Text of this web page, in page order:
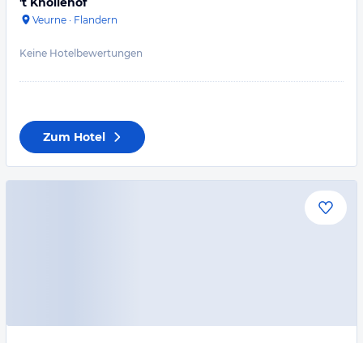
Veurne · Flandern
Keine Hotelbewertungen
Zum Hotel